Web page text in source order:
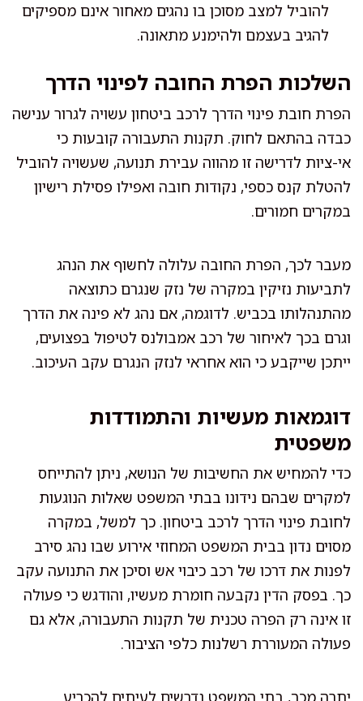
להוביל למצב מסוכן בו נהגים מאחור אינם מספיקים
להגיב בעצמם ולהימנע מתאונה.
השלכות הפרת החובה לפינוי הדרך
הפרת חובת פינוי הדרך לרכב ביטחון עשויה לגרור ענישה
כבדה בהתאם לחוק. תקנות התעבורה קובעות כי
אי-ציות לדרישה זו מהווה עבירת תנועה, שעשויה להוביל
להטלת קנס כספי, נקודות חובה ואפילו פסילת רישיון
במקרים חמורים.
מעבר לכך, הפרת החובה עלולה לחשוף את הנהג
לתביעות נזיקין במקרה של נזק שנגרם כתוצאה
מהתנהלותו בכביש. לדוגמה, אם נהג לא פינה את הדרך
וגרם בכך לאיחור של רכב אמבולנס לטיפול בפצועים,
ייתכן שייקבע כי הוא אחראי לנזק הנגרם עקב העיכוב.
דוגמאות מעשיות והתמודדות
משפטית
כדי להמחיש את החשיבות של הנושא, ניתן להתייחס
למקרים שבהם נידונו בבתי המשפט שאלות הנוגעות
לחובת פינוי הדרך לרכב ביטחון. כך למשל, במקרה
מסוים נדון בבית המשפט המחוזי אירוע שבו נהג סירב
לפנות את דרכו של רכב כיבוי אש וסיכן את התנועה עקב
כך. בפסק הדין נקבעה חומרת מעשיו, והודגש כי פעולה
זו אינה רק הפרה טכנית של תקנות התעבורה, אלא גם
פעולה המעוררת רשלנות כלפי הציבור.
יתרה מכך, בתי המשפט נדרשים לעיתים להכריע